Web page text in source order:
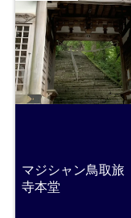
マジシャン鳥取旅
寺本堂